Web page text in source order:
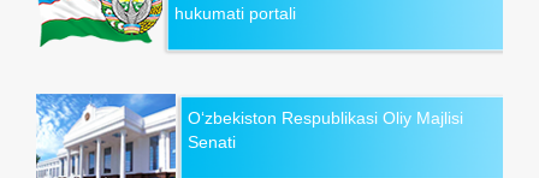
hukumati portali
O‘zbekiston Respublikasi Oliy Majlisi
Senati